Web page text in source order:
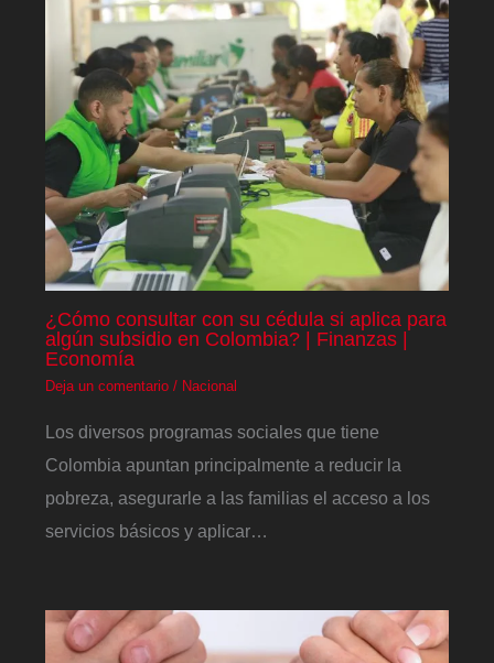
¿Cómo consultar con su cédula si aplica para
algún subsidio en Colombia? | Finanzas |
Economía
Deja un comentario / Nacional
Los diversos programas sociales que tiene
Colombia apuntan principalmente a reducir la
pobreza, asegurarle a las familias el acceso a los
servicios básicos y aplicar…